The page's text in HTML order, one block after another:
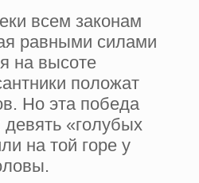
всем законам
равными силами
на высоте
положат
Но эта победа
девять «голубых
на той горе у